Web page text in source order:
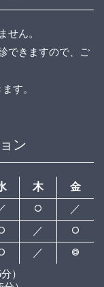
せん。
できますので、ご
す。
ン
木
金
／
／
／
）